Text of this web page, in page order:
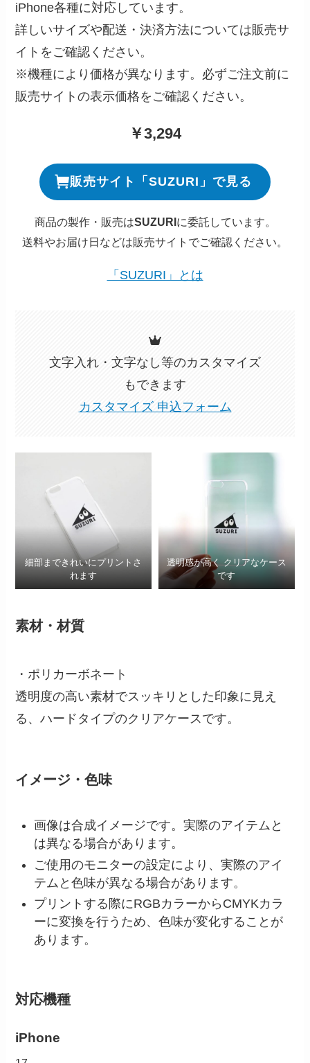
iPhone各種に対応しています。
詳しいサイズや配送・決済方法については販売サ
イトをご確認ください。
※機種により価格が異なります。必ずご注文前に
販売サイトの表示価格をご確認ください。
￥3,294
販売サイト「SUZURI」で見る
商品の製作・販売はSUZURI に委託しています。
送料やお届け日などは販売サイトでご確認ください。
「SUZURI」とは
文字入れ・文字なし等のカスタマイズ
もできます
カスタマイズ 申込フォーム
細部まできれいにプリントさ
れます
透明感が高く クリアなケース
です
素材・材質
・ポリカーボネート
透明度の高い素材でスッキリとした印象に見え
る、ハードタイプのクリアケースです。
イメージ・色味
画像は合成イメージです。実際のアイテムと
は異なる場合があります。
ご使用のモニターの設定により、実際のアイ
テムと色味が異なる場合があります。
プリントする際にRGBカラーからCMYKカラ
ーに変換を行うため、色味が変化することが
あります。
対応機種
iPhone